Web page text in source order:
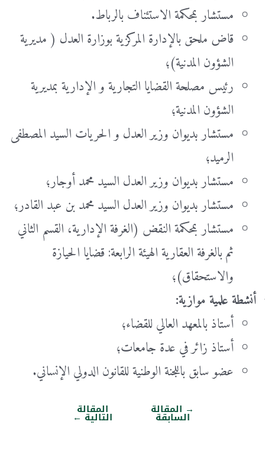
مستشار بمحكمة الاستئناف بالرباط.
قاض ملحق بالإدارة المركزية بوزارة العدل ( مديرية
الشؤون المدنية)؛
رئيس مصلحة القضايا التجارية و الإدارية بمديرية
الشؤون المدنية؛
مستشار بديوان وزير العدل و الحريات السيد المصطفى
الرميد؛
مستشار بديوان وزير العدل السيد محمد أوجار؛
مستشار بديوان وزير العدل السيد محمد بن عبد القادر؛
مستشار بمحكمة النقض (الغرفة الإدارية، القسم الثاني
ثم بالغرفة العقارية الهيئة الرابعة: قضايا الحيازة
والاستحقاق)؛
أنشطة علمية موازية:
أستاذ بالمعهد العالي للقضاء؛
أستاذ زائر في عدة جامعات؛
عضو سابق باللجنة الوطنية للقانون الدولي الإنساني.
تصفّح→ المقالة
السابقة المقالة
التالية←